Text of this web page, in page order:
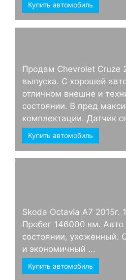
Купить автомобиль
Продам Chevrolet Cruze
выпуска. С хорошей
отличном внешне и
состоянии. В пред
комплектации. Датчик
Купить автомобиль
Skoda Octavia А7 2015г.
Пробег 146000 км. Авто
состоянии,
и экономичный ...
Купить автомобиль